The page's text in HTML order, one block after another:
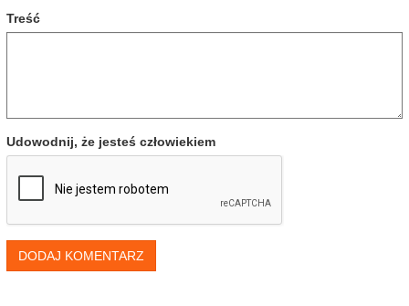
Treść
Udowodnij, że jesteś człowiekiem
DODAJ KOMENTARZ